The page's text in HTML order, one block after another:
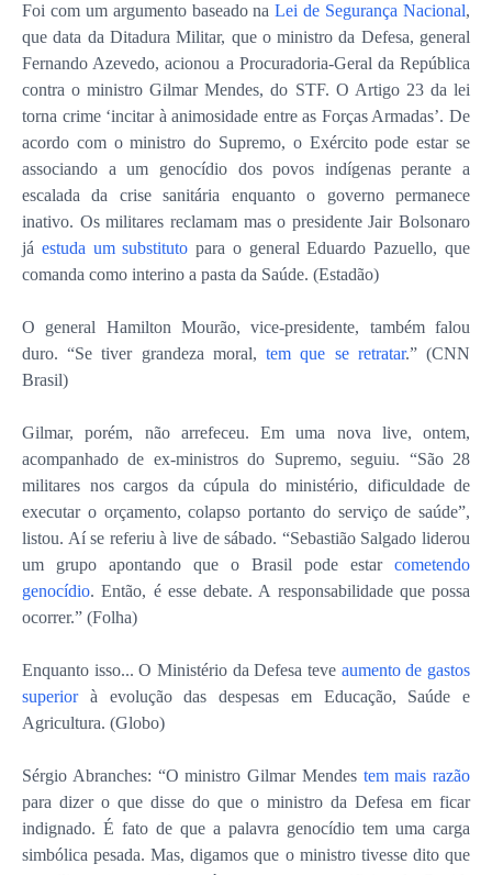
Foi com um argumento baseado naLei de Segurança Nacional,
que data da Ditadura Militar, que o ministro da Defesa, general
Fernando Azevedo, acionou a Procuradoria-Geral da República
contra o ministro Gilmar Mendes, do STF. O Artigo 23 da lei
torna crime ‘incitar à animosidade entre as Forças Armadas’. De
acordo com o ministro do Supremo, o Exército pode estar se
associando a um genocídio dos povos indígenas perante a
escalada da crise sanitária enquanto o governo permanece
inativo. Os militares reclamam mas o presidente Jair Bolsonaro
já estuda um substituto para o general Eduardo Pazuello, que
comanda como interino a pasta da Saúde. (Estadão)
O general Hamilton Mourão, vice-presidente, também falou
duro. “Se tiver grandeza moral,tem que se retratar.” (CNN
Brasil)
Gilmar, porém, não arrefeceu. Em uma nova live, ontem,
acompanhado de ex-ministros do Supremo, seguiu. “São 28
militares nos cargos da cúpula do ministério, dificuldade de
executar o orçamento, colapso portanto do serviço de saúde”,
listou. Aí se referiu à live de sábado. “Sebastião Salgado liderou
um grupo apontando que o Brasil pode estar cometendo
genocídio. Então, é esse debate. A responsabilidade que possa
ocorrer.” (Folha)
Enquanto isso... O Ministério da Defesa teve aumento de gastos
superiorà evolução das despesas em Educação, Saúde e
Agricultura. (Globo)
Sérgio Abranches: “O ministro Gilmar Mendes tem mais razão
para dizer o que disse do que o ministro da Defesa em ficar
indignado. É fato de que a palavra genocídio tem uma carga
simbólica pesada. Mas, digamos que o ministro tivesse dito que